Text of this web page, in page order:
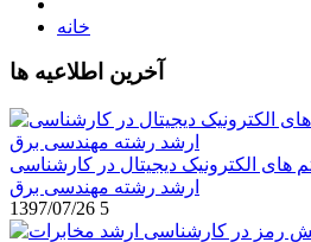
خانه
آخرین اطلاعیه ها
های الکترونیک دیجیتال در کارشناسی
ارشد رشته مهندسی برق
1397/07/26 5